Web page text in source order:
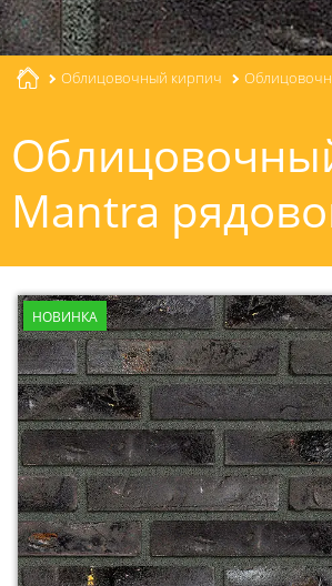
Облицовочный кирпич
Mantra
НОВИНКА